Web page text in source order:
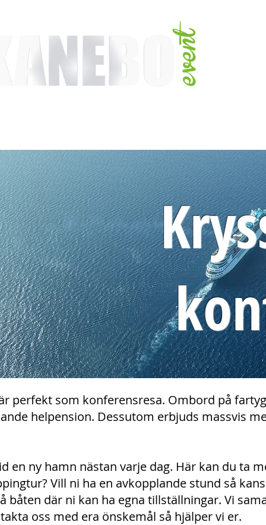
perfekt som konferensresa. Ombord på
helpension. Dessutom erbjuds massvis
en ny hamn nästan varje dag. Här kan du ta
Vill ni ha en avkopplande stund så
båten där ni kan ha egna tillställningar. Vi
oss med era önskemål så hjälper vi er.